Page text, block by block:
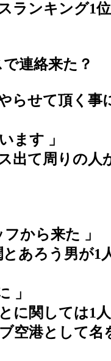
ランキング1
連絡来た？
らせて頂く事
ます 」
出て周りの人
から来た 」
とあろう男が1
」
に関しては1
空港として